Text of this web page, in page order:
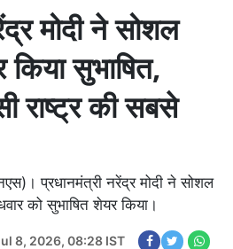
मोदी ने सोशल
किया सुभाषित,
राष्ट्र की सबसे
प्रधानमंत्री नरेंद्र मोदी ने सोशल
को सुभाषित शेयर किया।
8, 2026, 08:28 IST